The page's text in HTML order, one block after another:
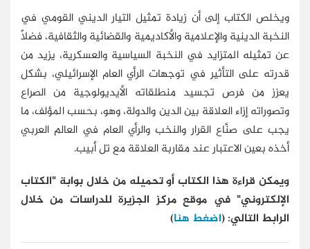
ويخلص الكتاب إلى أن زيادة تمثيل التيار الديني القومي في
النخبة الدينية والإعلامية والأكاديمية والقضائية والثقافية، فضلًا
عن تمثيله المتزايد في النخبة السياسية والعسكرية، يزيد من
قدرته على التأثير في توجهات الرأي العام الإسرائيلي، بشكل
يعزز من فرص تجسيد منطلقاته الأيديولوجية من الصراع
وتصوراته إزاء العلاقة بين الدين والدولة، وهو، بحسب المؤلف، ما
يجب على صنَّاع القرار والنخب والرأي العام في العالم العربي
أخذه بعين الاعتبار عند مقاربة العلاقة مع تل أبيب.
ويمكن قراءة هذا الكتاب أو تحميله من خلال بوابة "الكتاب
الإلكتروني" في موقع مركز الجزيرة للدراسات من خلال
الرابط التالي: (اضغط هنا)